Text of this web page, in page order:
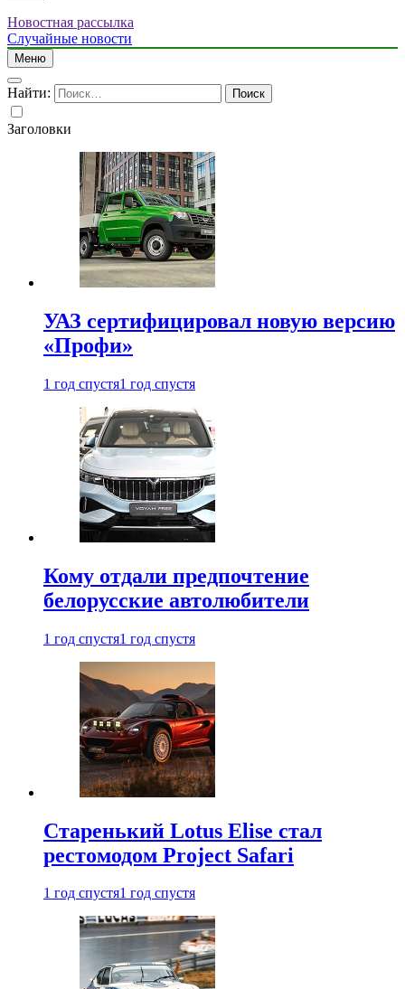
Новостная рассылка
Случайные новости
Меню
Найти:
Заголовки
УАЗ сертифицировал новую версию
«Профи»
1 год спустя1 год спустя
Кому отдали предпочтение
белорусские автолюбители
1 год спустя1 год спустя
Старенький Lotus Elise стал
рестомодом Project Safari
1 год спустя1 год спустя